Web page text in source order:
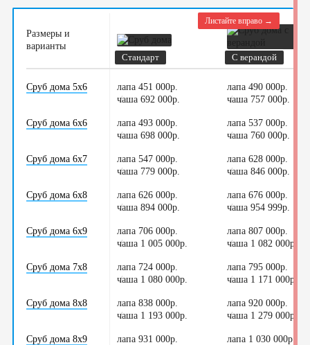
Листайте вправо →
Размеры и
варианты
Стандарт
С верандой
Сруб дома 5х6
лапа 451 000р.
/
чаша 692 000р.
лапа 490 000р.
/
чаша 757 000р.
Сруб дома 6х6
лапа 493 000р.
/
чаша 698 000р.
лапа 537 000р.
/
чаша 760 000р.
Сруб дома 6х7
лапа 547 000р.
/
чаша 779 000р.
лапа 628 000р.
/
чаша 846 000р.
Сруб дома 6х8
лапа 626 000р.
/
чаша 894 000р.
лапа 676 000р.
/
чаша 954 999р.
Сруб дома 6х9
лапа 706 000р.
/
чаша 1 005 000р.
лапа 807 000р.
/
чаша 1 082 000р.
Сруб дома 7х8
лапа 724 000р.
/
чаша 1 080 000р.
лапа 795 000р.
/
чаша 1 171 000р.
Сруб дома 8х8
лапа 838 000р.
/
чаша 1 193 000р.
лапа 920 000р.
/
чаша 1 279 000р.
Сруб дома 8х9
лапа 931 000р.
лапа 1 030 000р.